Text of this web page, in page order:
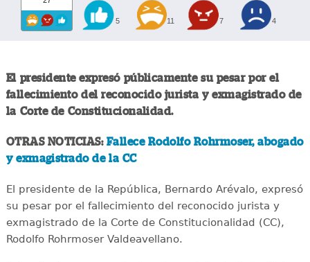
5 11 7 4
El presidente expresó públicamente su pesar por el
fallecimiento del reconocido jurista y exmagistrado de
la Corte de Constitucionalidad.
OTRAS NOTICIAS: Fallece Rodolfo Rohrmoser, abogado
y exmagistrado de la CC
El presidente de la República, Bernardo Arévalo, expresó
su pesar por el fallecimiento del reconocido jurista y
exmagistrado de la Corte de Constitucionalidad (CC),
Rodolfo Rohrmoser Valdeavellano.